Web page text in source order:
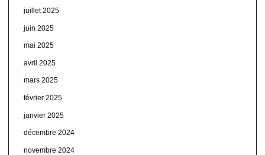
juillet 2025
juin 2025
mai 2025
avril 2025
mars 2025
février 2025
janvier 2025
décembre 2024
novembre 2024